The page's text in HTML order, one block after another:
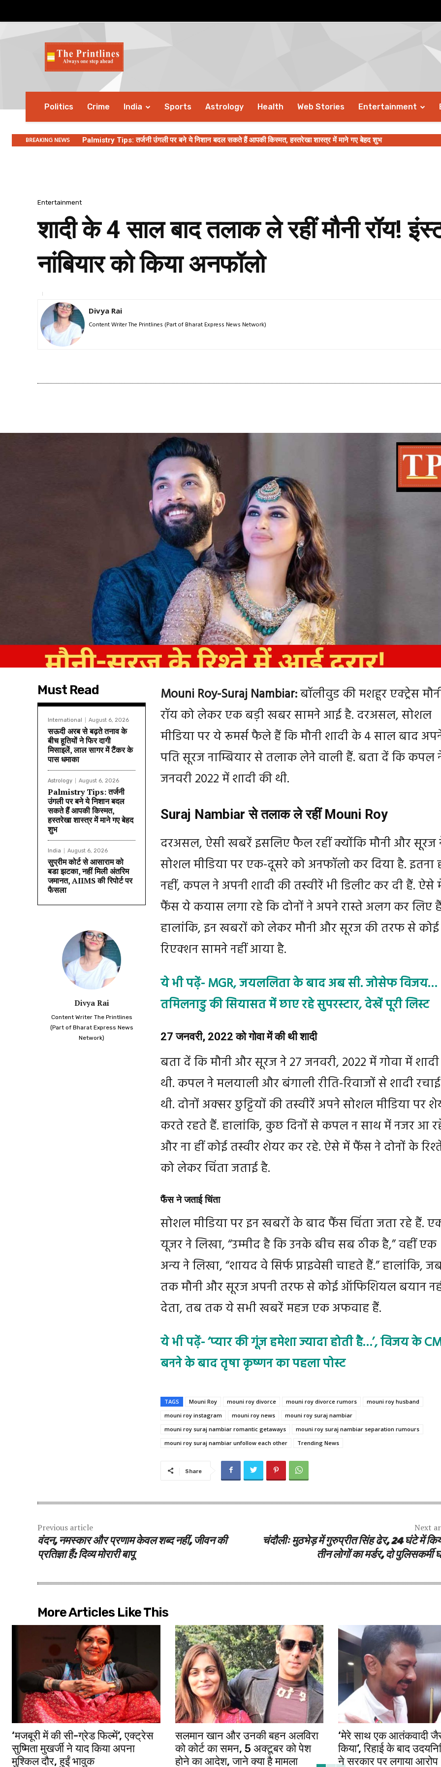
Politics Crime India Sports Astrology Health Web Stories Entertainment
BREAKING NEWS Palmistry Tips: तर्जनी उंगली पर बने ये निशान बदल सकते हैं आपकी किस्मत, हस्तरेखा शास्त्र में माने गए बेहद शुभ
Entertainment
शादी के 4 साल बाद तलाक ले रहीं मौनी रॉय!
नांबियार को किया अनफॉलो
Divya Rai
Content Writer The Printlines (Part of Bharat Express News Network)
Must Read
International August 6, 2026
सऊदी अरब से बढ़ते तनाव के
बीच हूतियों ने फिर दागी
मिसाइलें, लाल सागर में टैंकर के
पास धमाका
Astrology August 6, 2026
Palmistry Tips: तर्जनी
उंगली पर बने ये निशान बदल
सकते हैं आपकी किस्मत,
हस्तरेखा शास्त्र में माने गए बेहद
शुभ
India August 6, 2026
सुप्रीम कोर्ट से आसाराम को
बडा झटका, नहीं मिली अंतरिम
जमानत, AIIMS की रिपोर्ट पर
फैसला
Divya Rai
Content Writer The Printlines
(Part of Bharat Express News
Network)
Mouni Roy-Suraj Nambiar:बॉलीवुड की मशहूर एक्ट्रेस
रॉय को लेकर एक बड़ी खबर सामने आई है. दरअसल, सोशल
मीडिया पर ये रूमर्स फैले हैं कि मौनी शादी के 4 साल बाद
पति सूरज नाम्बियार से तलाक लेने वाली हैं. बता दें कि कपल
जनवरी 2022 में शादी की थी.
Suraj Nambiar से तलाक ले रहीं Mouni Roy
दरअसल, ऐसी खबरें इसलिए फैल रहीं क्योंकि मौनी और सूरज
सोशल मीडिया पर एक-दूसरे को अनफॉलो कर दिया है. इतना
नहीं, कपल ने अपनी शादी की तस्वीरें भी डिलीट कर दी हैं. ऐसे
फैंस ये कयास लगा रहे कि दोनों ने अपने रास्ते अलग कर लिए
हालांकि, इन खबरों को लेकर मौनी और सूरज की तरफ से कोई
रिएक्शन सामने नहीं आया है.
ये भी पढ़ें- MGR, जयललिता के बाद अब सी. जोसेफ विजय…
तमिलनाडु की सियासत में छाए रहे सुपरस्टार, देखें पूरी लिस्ट
27 जनवरी, 2022 को गोवा में की थी शादी
बता दें कि मौनी और सूरज ने 27 जनवरी, 2022 में गोवा में
थी. कपल ने मलयाली और बंगाली रीति-रिवाजों से शादी रचाई
थी. दोनों अक्सर छुट्टियों की तस्वीरें अपने सोशल मीडिया पर
करते रहते हैं. हालांकि, कुछ दिनों से कपल न साथ में नजर आ
और ना हीं कोई तस्वीर शेयर कर रहे. ऐसे में फैंस ने दोनों के
को लेकर चिंता जताई है.
फैंस ने जताई चिंता
सोशल मीडिया पर इन खबरों के बाद फैंस चिंता जता रहे हैं.
यूजर ने लिखा, “उम्मीद है कि उनके बीच सब ठीक है,” वहीं एक
अन्य ने लिखा, “शायद वे सिर्फ प्राइवेसी चाहते हैं.” हालांकि,
तक मौनी और सूरज अपनी तरफ से कोई ऑफिशियल बयान
देता, तब तक ये सभी खबरें महज एक अफवाह हैं.
ये भी पढ़ें- ‘प्यार की गूंज हमेशा ज्यादा होती है…’, विजय के
बनने के बाद तृषा कृष्णन का पहला पोस्ट
TAGS Mouni Roy mouni roy divorce mouni roy divorce rumors
mouni roy husband
mouni roy instagram
mouni roy news
mouni roy suraj nambiar
mouni roy suraj nambiar romantic getaways
mouni roy suraj nambiar separation rumours
mouni roy suraj nambiar unfollow each other
Trending News
Share
Previous article
वंदन, नमस्कार और प्रणाम केवल शब्द नहीं, जीवन की
प्रतिज्ञा हैं: दिव्य मोरारी बापू
Next
चंदौलीः मुठभेड़ में गुरुप्रीत सिंह ढेर, 24 घंटे में
तीन लोगों का मर्डर, दो पुलिसकर्मी
More Articles Like This
‘मजबूरी में की सी-ग्रेड फिल्में’, एक्ट्रेस
सुष्मिता मुखर्जी ने याद किया अपना
मुश्किल दौर, हुईं भावुक
सलमान खान और उनकी बहन अलविरा
को कोर्ट का समन, 5 अक्टूबर को पेश
होने का आदेश, जाने क्या है मामला
‘मेरे साथ एक आतंकवादी
किया’, रिहाई के बाद
ने सरकार पर लगाया आरोप